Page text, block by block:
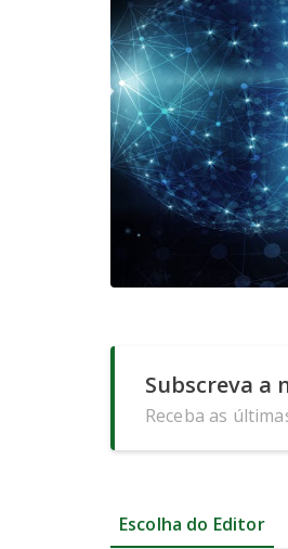
Subscreva a
Receba as
Escolha do Editor